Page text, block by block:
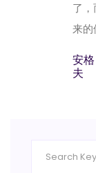
了
来的
安
夫